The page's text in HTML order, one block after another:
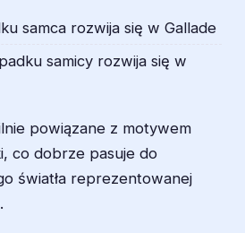
samca rozwija się w Gallade
samicy rozwija się w
powiązane z motywem
co dobrze pasuje do
światła reprezentowanej